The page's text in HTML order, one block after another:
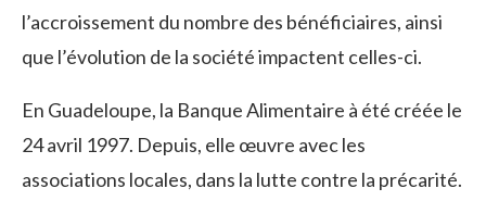
l’accroissement du nombre des bénéficiaires, ainsi
que l’évolution de la société impactent celles-ci.
En Guadeloupe, la Banque Alimentaire à été créée le
24 avril 1997. Depuis, elle œuvre avec les
associations locales, dans la lutte contre la précarité.